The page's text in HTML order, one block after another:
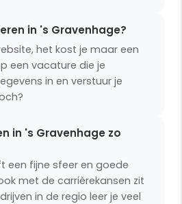
in 's Gravenhage?
het kost je maar een
een vacature die je
in en verstuur je
in 's Gravenhage zo
een fijne sfeer en goede
met de carrièrekansen zit
in de regio leer je veel